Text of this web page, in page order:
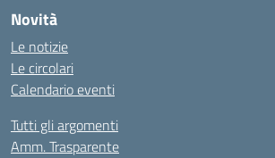
Novità
Le notizie
Le circolari
Calendario eventi
Tutti gli argomenti
Amm. Trasparente